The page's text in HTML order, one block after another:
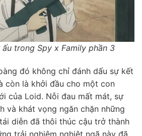
trong Spy x Family phần 3
đó không chỉ đánh dấu sự kết
còn là khởi đầu cho một con
của Loid. Nỗi đau mất mát, sự
và khát vọng ngăn chặn những
diễn đã thôi thúc cậu trở thành